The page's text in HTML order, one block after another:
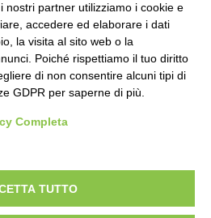
nostri partner utilizziamo i cookie e
accedere ed elaborare i dati
la visita al sito web o la
Poiché rispettiamo il tuo diritto
di non consentire alcuni tipi di
GDPR per saperne di più.
Completa
TUTTO